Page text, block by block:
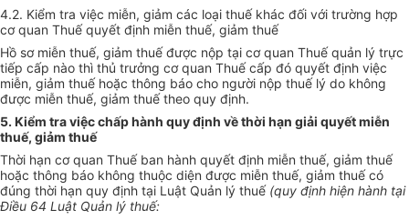
4.2. Kiểm tra việc miễn, giảm các loại thuế khác đối với trường hợp
cơ quan Thuế quyết định miễn thuế, giảm thuế
Hồ sơ miễn thuế, giảm thuế được nộp tại cơ quan Thuế quản lý trực
tiếp cấp nào thì thủ trưởng cơ quan Thuế cấp đó quyết định việc
miễn, giảm thuế hoặc thông báo cho người nộp thuế lý do không
được miễn thuế, giảm thuế theo quy định.
5. Kiểm tra việc chấp hành quy định về thời hạn giải quyết miễn
thuế, giảm thuế
Thời hạn cơ quan Thuế ban hành quyết định miễn thuế, giảm thuế
hoặc thông báo không thuộc diện được miễn thuế, giảm thuế có
đúng thời hạn quy định tại Luật Quản lý thuế (quy định hiện hành tại
Điều 64 Luật Quản lý thuế: